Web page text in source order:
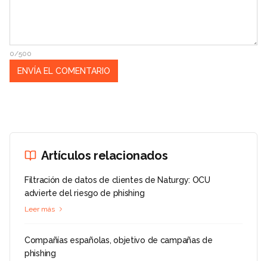
0/500
Artículos relacionados
Filtración de datos de clientes de Naturgy: OCU
advierte del riesgo de phishing
Leer más
Compañías españolas, objetivo de campañas de
phishing